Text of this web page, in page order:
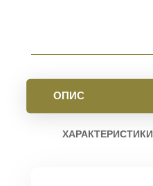
ОПИС
ХАРАКТЕРИСТИКИ